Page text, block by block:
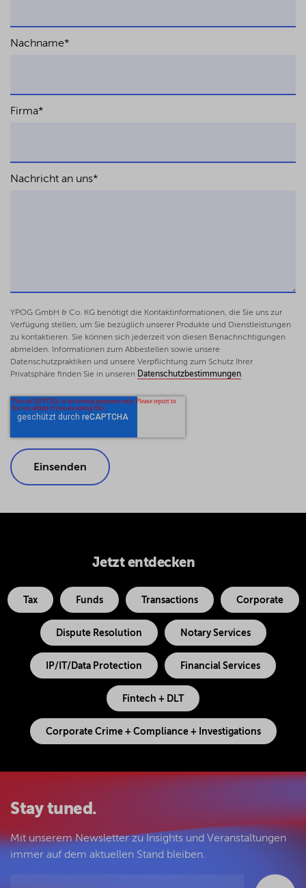
Nachname*
Firma*
Nachricht an uns*
YPOG GmbH & Co. KG benötigt die Kontaktinformationen, die Sie uns zur
Verfügung stellen, um Sie bezüglich unserer Produkte und Dienstleistungen
zu kontaktieren. Sie können sich jederzeit von diesen Benachrichtigungen
abmelden. Informationen zum Abbestellen sowie unsere
Datenschutzpraktiken und unsere Verpflichtung zum Schutz Ihrer
Privatsphäre finden Sie in unseren Datenschutzbestimmungen.
Jetzt entdecken
Tax Funds Transactions Corporate
Dispute Resolution Notary Services
IP/IT/Data Protection Financial Services
Fintech + DLT
Corporate Crime + Compliance + Investigations
Stay tuned.
Mit unserem Newsletter zu Insights und Veranstaltungen
immer auf dem aktuellen Stand bleiben.